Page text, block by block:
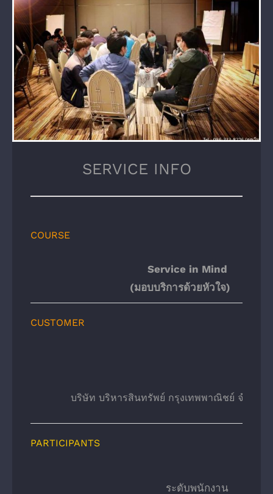
SERVICE INFO
COURSE
Service in Mind
(มอบบริการด้วยหัวใจ)
CUSTOMER
บริษัท บริหารสินทรัพย์ กรุงเทพพาณิชย์ จํากัด (
PARTICIPANTS
    ระดับพนักงาน